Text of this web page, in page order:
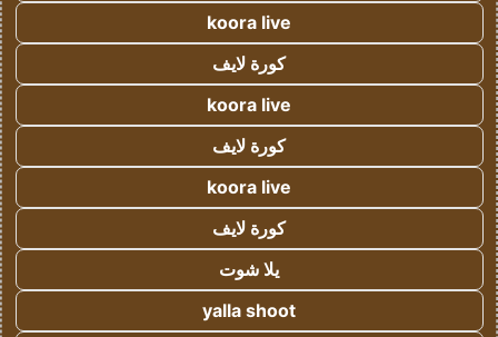
koora live
كورة لايف
koora live
كورة لايف
koora live
كورة لايف
يلا شوت
yalla shoot